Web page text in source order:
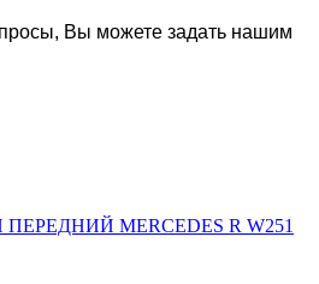
Вы можете задать нашим
MERCEDES R W251